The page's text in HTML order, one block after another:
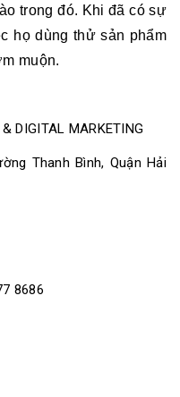
trong đó. Khi đã có sự
họ dùng thử sản phẩm
muộn.
DIGITAL MARKETING
Thanh Bình, Quận Hải
8686